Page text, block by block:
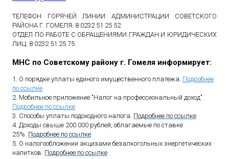
ТЕЛЕФОН ГОРЯЧЕЙ ЛИНИИ АДМИНИСТРАЦИИ СОВЕТСКОГО
РАЙОНА Г. ГОМЕЛЯ: 8 0232 51 25 52
ОТДЕЛ ПО РАБОТЕ С ОБРАЩЕНИЯМИ ГРАЖДАН И ЮРИДИЧЕСКИХ
ЛИЦ: 8 0232 51 25 75
МНС по Советскому району г. Гомеля информирует:
1. О порядке уплаты единого имущественного платежа. Подробнее
по ссылке
2. Мобильное приложение "Налог на профессиональный доход".
Подробнее по ссылке
3. Способы уплаты подоходного налога. Подробнее по ссылке
4. Доходы свыше 200 000 рублей, облагаемые по ставке
25%. Подробнее по ссылке
5. О налогообложении акцизами безалкогольных энергетических
напитков. Подробнее по ссылке